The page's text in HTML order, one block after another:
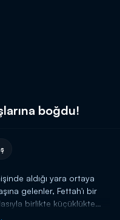
boğdu!
aldığı yara ortaya
gelenler, Fettah'ı bir
birlikte küçüklükte